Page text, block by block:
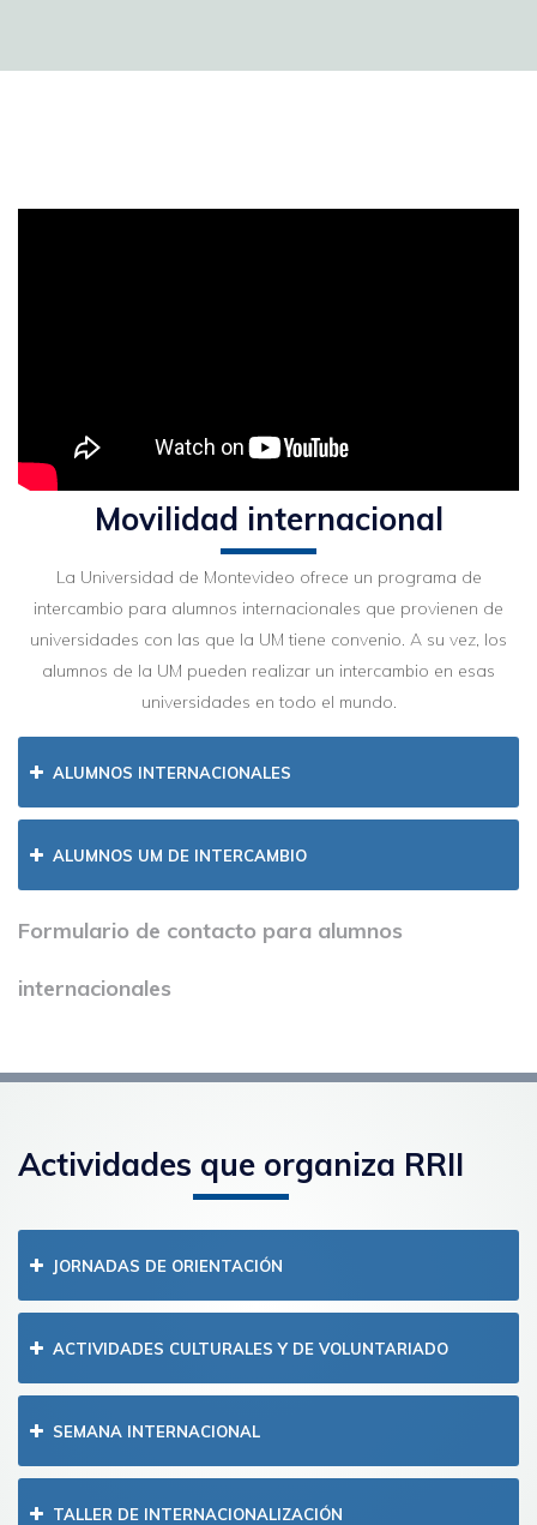
Movilidad internacional
La Universidad de Montevideo ofrece un programa de
intercambio para alumnos internacionales que provienen de
universidades con las que la UM tiene convenio. A su vez, los
alumnos de la UM pueden realizar un intercambio en esas
universidades en todo el mundo.
ALUMNOS INTERNACIONALES
ALUMNOS UM DE INTERCAMBIO
Formulario de contacto para alumnos
internacionales
Actividades que organiza RRII
JORNADAS DE ORIENTACIÓN
ACTIVIDADES CULTURALES Y DE VOLUNTARIADO
SEMANA INTERNACIONAL
TALLER DE INTERNACIONALIZACIÓN